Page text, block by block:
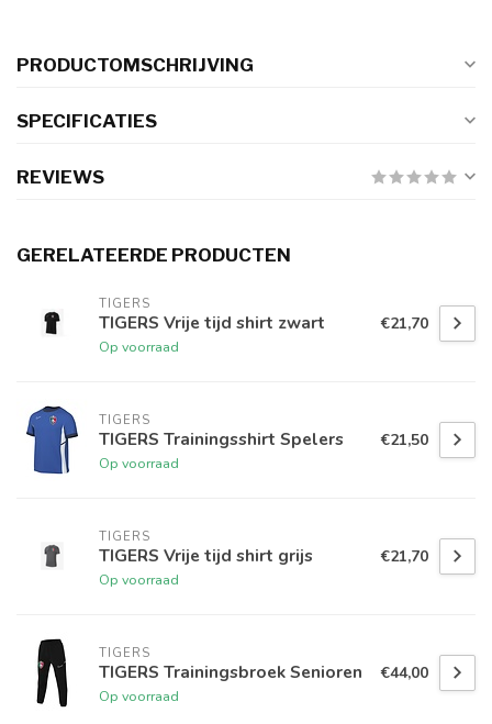
PRODUCTOMSCHRIJVING
SPECIFICATIES
REVIEWS
GERELATEERDE PRODUCTEN
TIGERS
TIGERS Vrije tijd shirt zwart
Op voorraad
€21,70
TIGERS
TIGERS Trainingsshirt Spelers
Op voorraad
€21,50
TIGERS
TIGERS Vrije tijd shirt grijs
Op voorraad
€21,70
TIGERS
TIGERS Trainingsbroek Senioren
Op voorraad
€44,00